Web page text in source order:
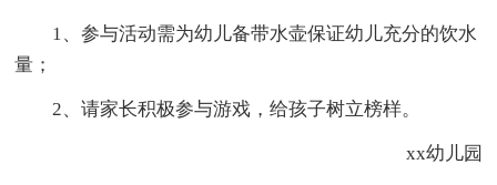
1、参与活动需为幼儿备带水壶保证幼儿充分的饮水
量；
2、请家长积极参与游戏，给孩子树立榜样。
xx幼儿园